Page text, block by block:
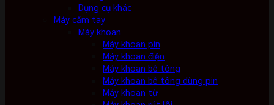
Dụng cụ khác
Máy cầm tay
Máy khoan
Máy khoan pin
Máy khoan điện
Máy khoan bê tông
Máy khoan bê tông dùng pin
Máy khoan từ